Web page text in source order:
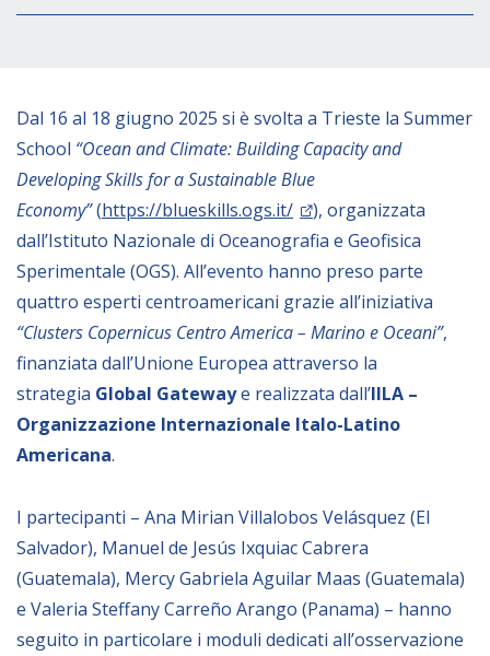
Empowerment socio- economico
EL PAcCTO
EUROFRONT
COPOLAD III
AL-INVEST Verde
MEDIA
Foto
Video
Audio
BIBLIOTECA
Catalogo
Pubblicazioni
Dal 16 al 18 giugno 2025 si è svolta a Trieste la Summer
School “Ocean and Climate: Building Capacity and
Developing Skills for a Sustainable Blue
Economy”(https://blueskills.ogs.it/
), organizzata
dall’Istituto Nazionale di Oceanografia e Geofisica
Sperimentale (OGS). All’evento hanno preso parte
quattro esperti centroamericani grazie all’iniziativa
“Clusters Copernicus Centro America – Marino e Oceani”,
finanziata dall’Unione Europea attraverso la
strategia Global Gatewaye realizzata dall’IILA –
Organizzazione Internazionale Italo-Latino
Americana.
I partecipanti – Ana Mirian Villalobos Velásquez (El
Salvador), Manuel de Jesús Ixquiac Cabrera
(Guatemala), Mercy Gabriela Aguilar Maas (Guatemala)
e Valeria Steffany Carreño Arango (Panama) – hanno
seguito in particolare i moduli dedicati all’osservazione